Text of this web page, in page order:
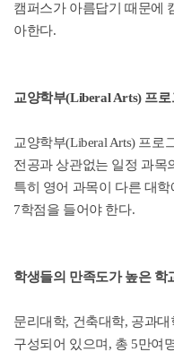
캠퍼스가 아름답기 때문에
아한다.
교양학부(Liberal Arts) 프로
교양학부(Liberal Arts) 프로
전공과 상관없는 일정 과목
특히 영어 과목이 다른 대
7학점을 들어야 한다.
학생들의 만족도가 높은 학
문리대학, 건축대학, 공과
구성되어 있으며, 총 5만여